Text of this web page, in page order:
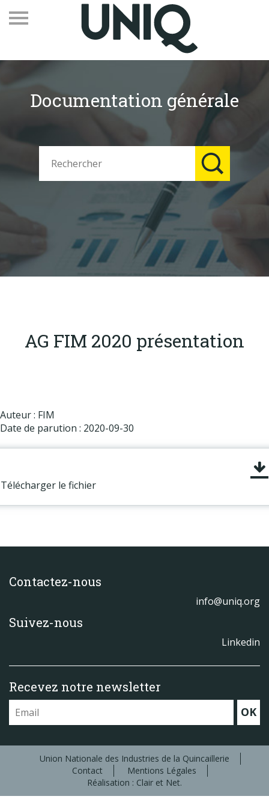
Recevez notre newsletter
Vos contacts
Espace adhérents
EN
Qui sommes-nous
Produits
Publications
Documentation générale
AG FIM 2020 présentation
Auteur : FIM
Date de parution : 2020-09-30
Télécharger le fichier
Contactez-nous
info@uniq.org
Suivez-nous
Linkedin
Recevez notre newsletter
OK
Union Nationale des Industries de la Quincaillerie
Contact
Mentions Légales
Réalisation : Clair et Net.